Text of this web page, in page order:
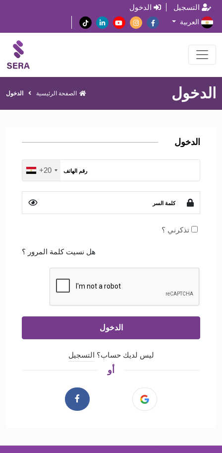
التسجيل الدخول
العربية
الدخول الصفحة الرئيسية الدخول
الدخول
+20
تذكرني ؟
هل نسيت كلمة المرور ؟
الدخول
ليس لديك حساب؟ التسجيل
أو